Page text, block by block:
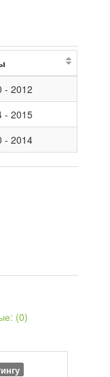
- 2012
- 2015
- 2014
(0)